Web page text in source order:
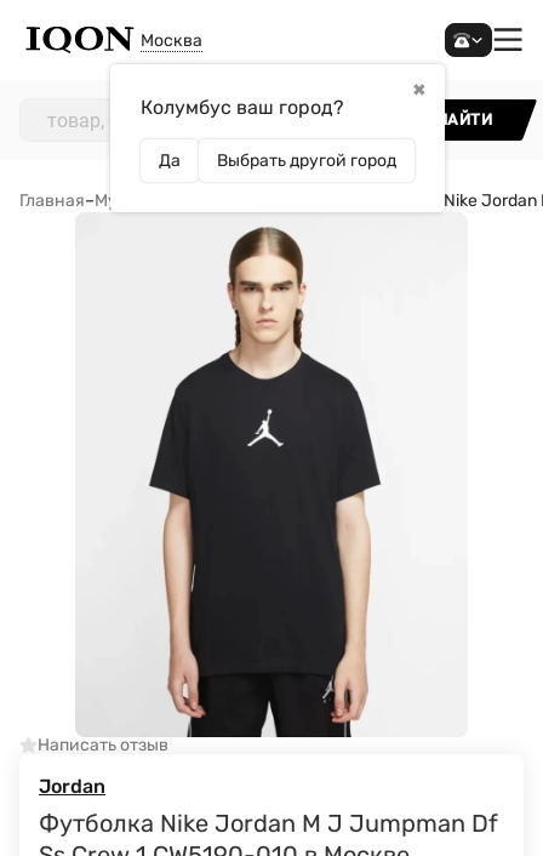
Москва
✖
Колумбус ваш город?
Да Выбрать другой город
НАЙТИ
Главная–Мужчинам Футболка Nike
Написать отзыв
Jordan
Футболка Nike Jordan M J Jumpman Df